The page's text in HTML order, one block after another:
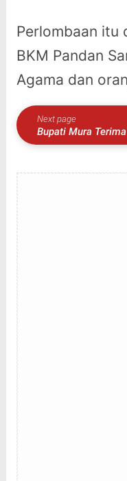
Perlombaan itu
BKM Pandan
Agama dan
Next page
Bupati Mura
Lubuklinggau –